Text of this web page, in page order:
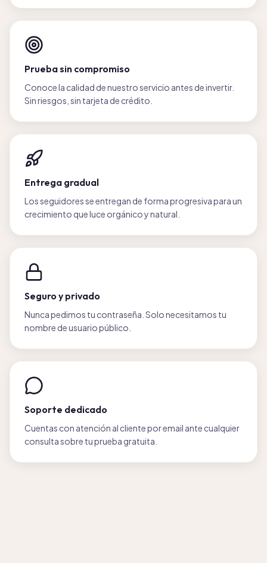
Prueba sin compromiso
Conoce la calidad de nuestro servicio antes de invertir.
Sin riesgos, sin tarjeta de crédito.
Entrega gradual
Los seguidores se entregan de forma progresiva para un
crecimiento que luce orgánico y natural.
Seguro y privado
Nunca pedimos tu contraseña. Solo necesitamos tu
nombre de usuario público.
Soporte dedicado
Cuentas con atención al cliente por email ante cualquier
consulta sobre tu prueba gratuita.